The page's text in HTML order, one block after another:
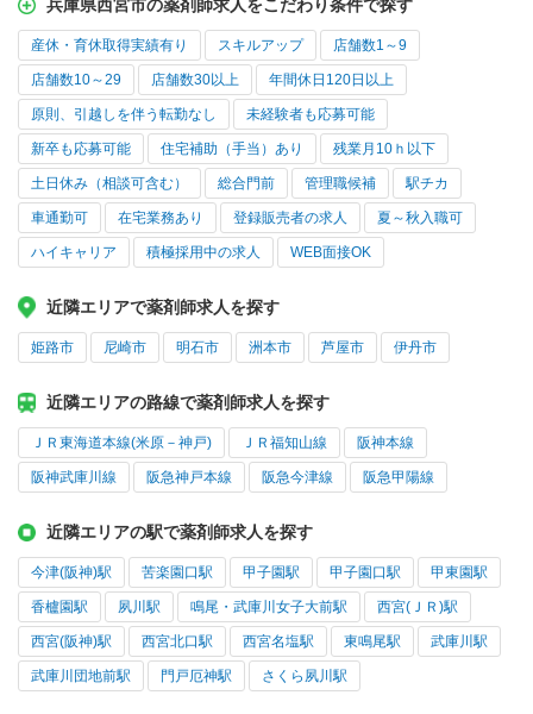
兵庫県西宮市の薬剤師求人をこだわり条件で探す
産休・育休取得実績有り スキルアップ 店舗数1～9
店舗数10～29 店舗数30以上 年間休日120日以上
原則、引越しを伴う転勤なし 未経験者も応募可能
新卒も応募可能 住宅補助（手当）あり 残業月10ｈ以下
土日休み（相談可含む） 総合門前 管理職候補 駅チカ
車通勤可 在宅業務あり 登録販売者の求人 夏～秋入職可
ハイキャリア 積極採用中の求人 WEB面接OK
近隣エリアで薬剤師求人を探す
姫路市 尼崎市 明石市 洲本市 芦屋市 伊丹市
近隣エリアの路線で薬剤師求人を探す
ＪＲ東海道本線(米原－神戸) ＪＲ福知山線 阪神本線
阪神武庫川線 阪急神戸本線 阪急今津線 阪急甲陽線
近隣エリアの駅で薬剤師求人を探す
今津(阪神)駅 苦楽園口駅 甲子園駅 甲子園口駅 甲東園駅
香櫨園駅 夙川駅 鳴尾・武庫川女子大前駅 西宮(ＪＲ)駅
西宮(阪神)駅 西宮北口駅 西宮名塩駅 東鳴尾駅 武庫川駅
武庫川団地前駅 門戸厄神駅 さくら夙川駅